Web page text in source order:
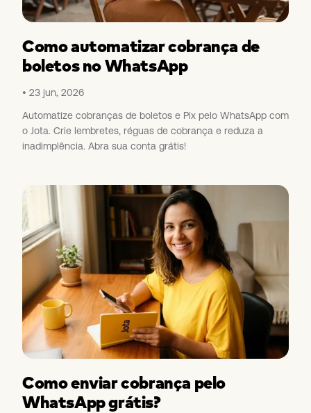
Como automatizar cobrança de
boletos no WhatsApp
23 jun, 2026
Automatize cobranças de boletos e Pix pelo WhatsApp com
o Jota. Crie lembretes, réguas de cobrança e reduza a
inadimplência. Abra sua conta grátis!
Como enviar cobrança pelo
WhatsApp grátis?